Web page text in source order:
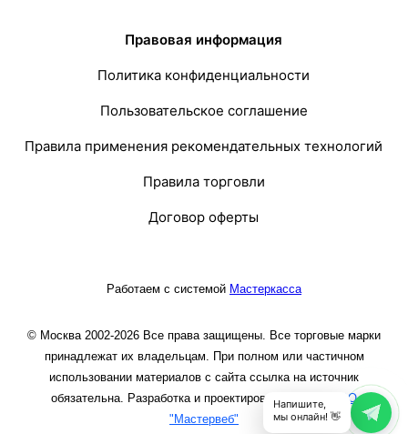
Правовая информация
Политика конфиденциальности
Пользовательское соглашение
Правила применения рекомендательных технологий
Правила торговли
Договор оферты
Работаем с системой Мастеркасса
© Москва 2002-2026 Все права защищены. Все торговые марки
принадлежат их владельцам. При полном или частичном
использовании материалов с сайта ссылка на источник
обязательна. Разработка и проектирование сайта
ООО
"Мастервеб"
Напишите,
мы онлайн! 👋